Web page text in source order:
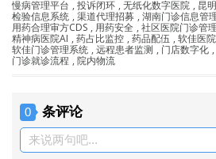
慢病管理平台 , 投诉闭环 , 无纸化数字医院 , 昆
检验信息系统 , 渠道代理招募 , 湖南门诊信息管
用药合理审方CDS , 用药安全 , 社区医院门诊管
精神病医院AI , 药占比监控 , 药品配伍 , 软佳医
软佳门诊管理系统 , 远程患者监测 , 门店数字化 ,
门诊就诊流程 , 院内物流
0 条评论
来说两句吧...